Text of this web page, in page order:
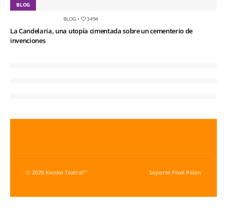
BLOG
BLOG • 3494
La Candelaria, una utopía cimentada sobre un cementerio de
invenciones
© 2026 Kiosko Teatral™ Soporte Pixel Polen